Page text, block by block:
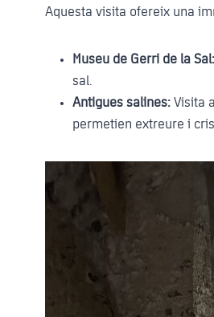
Aquesta visita ofereix una
Museu de Gerri de la Sal:
sal.
Antigues salines: Visita
permetien extreure i